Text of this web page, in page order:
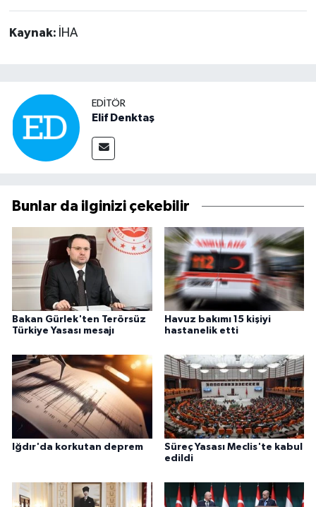
Kaynak: İHA
EDITÖR
Elif Denktaş
Bunlar da ilginizi çekebilir
Bakan Gürlek'ten Terörsüz
Türkiye Yasası mesajı
Havuz bakımı 15 kişiyi
hastanelik etti
Iğdır'da korkutan deprem
Süreç Yasası Meclis'te kabul
edildi